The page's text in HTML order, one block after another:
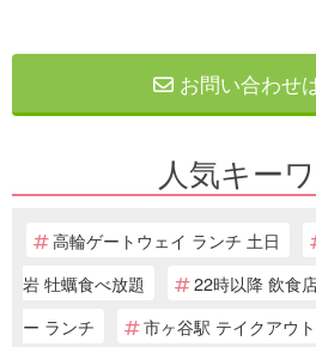
お問い合わせ
人気キー
高輪ゲートウェイ ランチ 土日
岩 牡蠣食べ放題
22時以降 飲食
ー ランチ
市ヶ谷駅 テイクアウト